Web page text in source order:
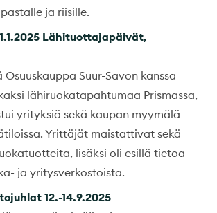
ja riisille.
Lähituottajapäivät,
Osuuskauppa Suur-Savon kanssa
lähiruokatapahtumaa Prismassa,
yrityksiä sekä kaupan myymälä-
Yrittäjät maistattivat sekä
lisäksi oli esillä tietoa
ja yritysverkostoista.
12.-14.9.2025